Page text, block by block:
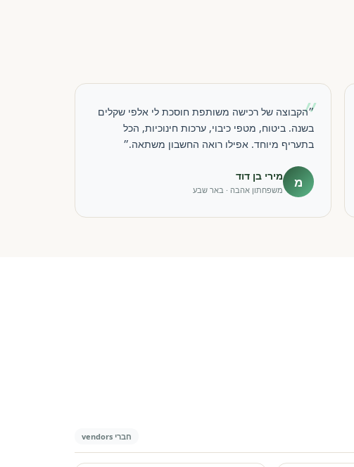
״
״הקבוצה של רכישה משותפת חוסכת לי אלפי שקלים
בשנה. ביטוח, מטפי כיבוי, ערכות חינוכיות, הכל
בתעריף מיוחד. אפילו רואה החשבון משתאה.״
מ מירי בן דוד
משפחתון אהבה · באר שבע
חברי vendors